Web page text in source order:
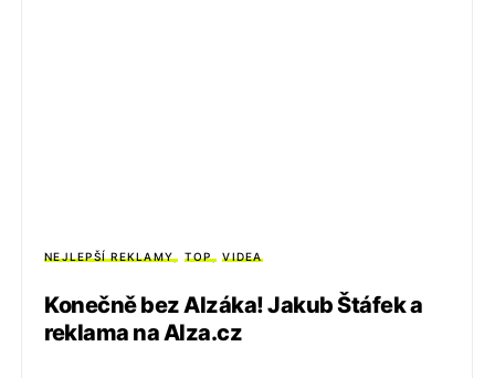
NEJLEPŠÍ REKLAMY TOP VIDEA
Konečně bez Alzáka! Jakub Štáfek a
reklama na Alza.cz